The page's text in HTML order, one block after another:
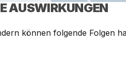
AUSWIRKUNGEN
können folgende Folgen